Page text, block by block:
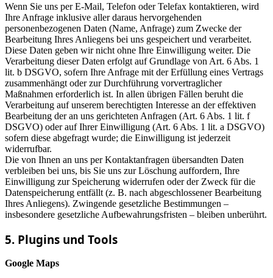
Wenn Sie uns per E-Mail, Telefon oder Telefax kontaktieren, wird
Ihre Anfrage inklusive aller daraus hervorgehenden
personenbezogenen Daten (Name, Anfrage) zum Zwecke der
Bearbeitung Ihres Anliegens bei uns gespeichert und verarbeitet.
Diese Daten geben wir nicht ohne Ihre Einwilligung weiter. Die
Verarbeitung dieser Daten erfolgt auf Grundlage von Art. 6 Abs. 1
lit. b DSGVO, sofern Ihre Anfrage mit der Erfüllung eines Vertrags
zusammenhängt oder zur Durchführung vorvertraglicher
Maßnahmen erforderlich ist. In allen übrigen Fällen beruht die
Verarbeitung auf unserem berechtigten Interesse an der effektiven
Bearbeitung der an uns gerichteten Anfragen (Art. 6 Abs. 1 lit. f
DSGVO) oder auf Ihrer Einwilligung (Art. 6 Abs. 1 lit. a DSGVO)
sofern diese abgefragt wurde; die Einwilligung ist jederzeit
widerrufbar.
Die von Ihnen an uns per Kontaktanfragen übersandten Daten
verbleiben bei uns, bis Sie uns zur Löschung auffordern, Ihre
Einwilligung zur Speicherung widerrufen oder der Zweck für die
Datenspeicherung entfällt (z. B. nach abgeschlossener Bearbeitung
Ihres Anliegens). Zwingende gesetzliche Bestimmungen –
insbesondere gesetzliche Aufbewahrungsfristen – bleiben unberührt.
5. Plugins und Tools
Google Maps